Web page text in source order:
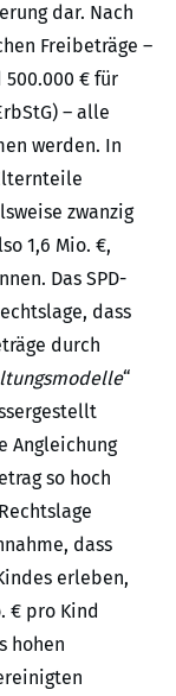
dar. Nach
Freibeträge –
€ für
– alle
werden. In
zwanzig
1,6 Mio. €,
Das SPD-
dass
durch
“
Angleichung
so hoch
dass
erleben,
€ pro Kind
hohen